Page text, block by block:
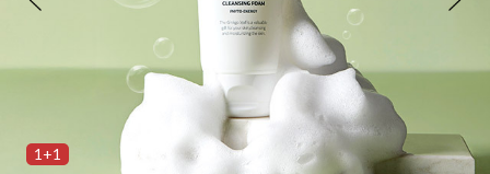
1+1